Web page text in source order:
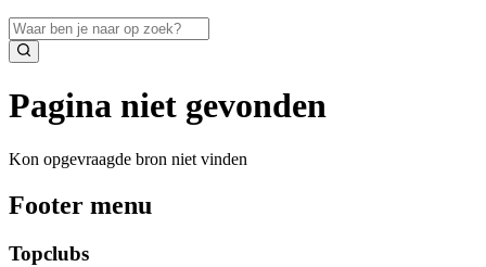
Pagina niet gevonden
Kon opgevraagde bron niet vinden
Footer menu
Topclubs